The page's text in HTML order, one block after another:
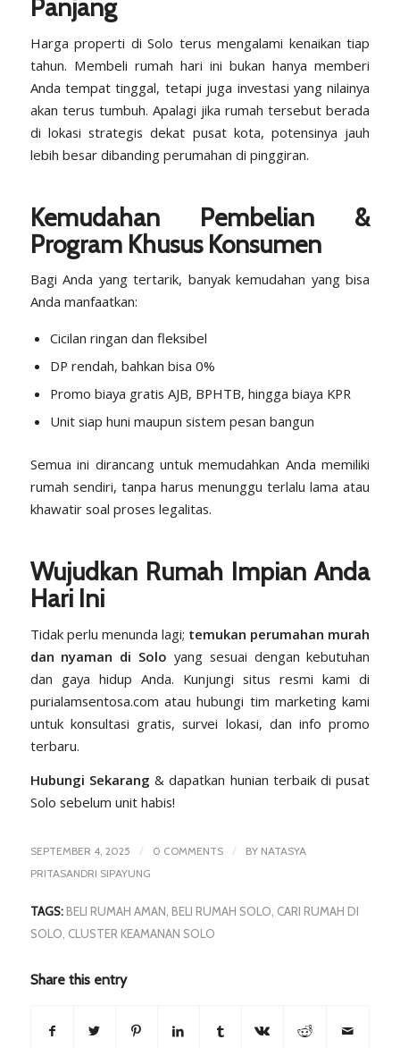
Panjang
Harga properti di Solo terus mengalami kenaikan tiap
tahun. Membeli rumah hari ini bukan hanya memberi
Anda tempat tinggal, tetapi juga investasi yang nilainya
akan terus tumbuh. Apalagi jika rumah tersebut berada
di lokasi strategis dekat pusat kota, potensinya jauh
lebih besar dibanding perumahan di pinggiran.
Kemudahan Pembelian &
Program Khusus Konsumen
Bagi Anda yang tertarik, banyak kemudahan yang bisa
Anda manfaatkan:
Cicilan ringan dan fleksibel
DP rendah, bahkan bisa 0%
Promo biaya gratis AJB, BPHTB, hingga biaya KPR
Unit siap huni maupun sistem pesan bangun
Semua ini dirancang untuk memudahkan Anda memiliki
rumah sendiri, tanpa harus menunggu terlalu lama atau
khawatir soal proses legalitas.
Wujudkan Rumah Impian Anda
Hari Ini
Tidak perlu menunda lagi; temukan perumahan murah
dan nyaman di Solo yang sesuai dengan kebutuhan
dan gaya hidup Anda. Kunjungi situs resmi kami di
purialamsentosa.com atau hubungi tim marketing kami
untuk konsultasi gratis, survei lokasi, dan info promo
terbaru.
Hubungi Sekarang & dapatkan hunian terbaik di pusat
Solo sebelum unit habis!
SEPTEMBER 4, 2025 / 0 COMMENTS / BY NATASYA
PRITASANDRI SIPAYUNG
TAGS: BELI RUMAH AMAN, BELI RUMAH SOLO, CARI RUMAH DI
SOLO, CLUSTER KEAMANAN SOLO
Share this entry